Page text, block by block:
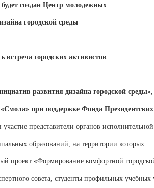
создан Центр молодежных
городской среды
встреча городских активистов
развития дизайна городской среды»,
при поддержке Фонда
представители органов исполнительной
образований, на территории которых
проект «Формирование комфортной
ого совета, студенты профильных учебных